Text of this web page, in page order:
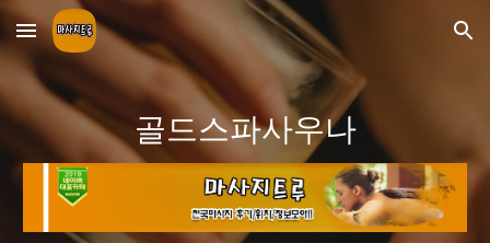
Skip to main content Skip to navigation
골드스파사우나